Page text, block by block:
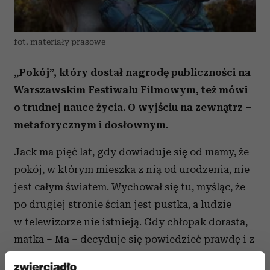
fot. materiały prasowe
„Pokój”, który dostał nagrodę publiczności na
Warszawskim Festiwalu Filmowym, też mówi
o trudnej nauce życia. O wyjściu na zewnątrz –
metaforycznym i dosłownym.
Jack ma pięć lat, gdy dowiaduje się od mamy, że
pokój, w którym mieszka z nią od urodzenia, nie
jest całym światem. Wychował się tu, myśląc, że
po drugiej stronie ścian jest pustka, a ludzie
w telewizorze nie istnieją. Gdy chłopak dorasta,
matka – Ma – decyduje się powiedzieć prawdę i z